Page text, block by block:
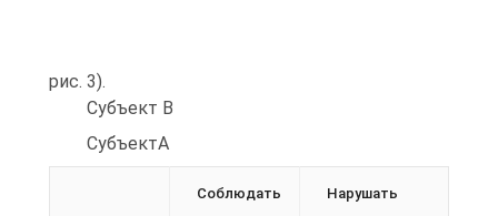
рис. 3).
Субъект B
СубъектА
Соблюдать Нарушать